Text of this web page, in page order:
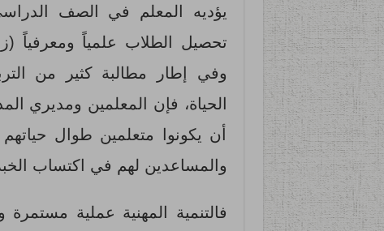
يؤديه المعلم في الصف
وفي إطار مطالبة كثير من
الحياة، فإن المعلمين ومديري
أن يكونوا متعلمين طوال
والمساعدين لهم في اكتساب الخبرات
فالتنمية المهنية عملية